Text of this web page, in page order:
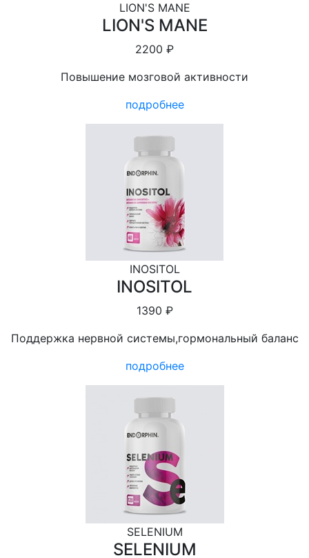
LION'S MANE
LION'S MANE
2200 ₽
Повышение мозговой активности
подробнее
INOSITOL
INOSITOL
1390 ₽
Поддержка нервной системы,гормональный баланс
подробнее
SELENIUM
SELENIUM